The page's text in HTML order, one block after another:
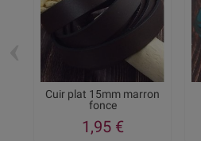
Cuir plat 15mm marron
fonce
1,95 €